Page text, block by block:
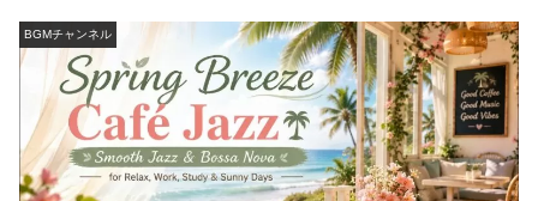
BGMチャンネル